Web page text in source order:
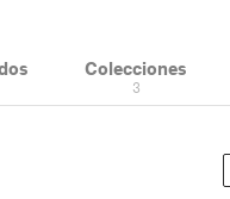
Colecciones
3